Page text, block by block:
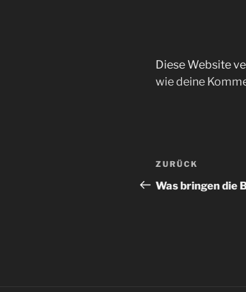
Diese Website
wie deine
Vorheriger
Beitrag
ZURÜCK
Was bringen die